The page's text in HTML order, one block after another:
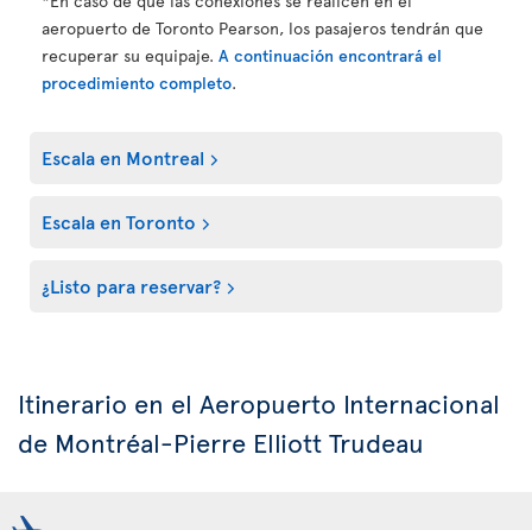
aeropuerto de Toronto Pearson, los pasajeros tendrán que
recuperar su equipaje. A continuación encontrará el
procedimiento completo.
Escala en Montreal
Escala en Toronto
¿Listo para reservar?
Itinerario en el Aeropuerto Internacional
de Montréal-Pierre Elliott Trudeau